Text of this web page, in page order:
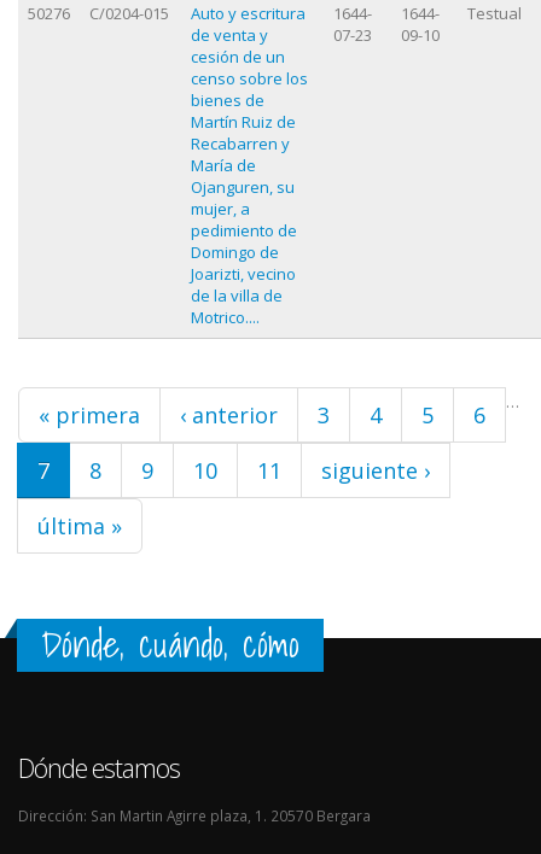
50276 C/0204-015
Auto y escritura
de venta y
cesión de un
censo sobre los
bienes de
Martín Ruiz de
Recabarren y
María de
Ojanguren, su
mujer, a
pedimiento de
Domingo de
Joarizti, vecino
de la villa de
Motrico....
1644-
07-23
1644-
09-10
Testual
Páginas
« primera ‹ anterior …
3 4 5
6
7
8 9 10 11
siguiente ›
última »
Dónde, cuándo, cómo
Dónde estamos
Dirección: San Martin Agirre plaza, 1. 20570 Bergara